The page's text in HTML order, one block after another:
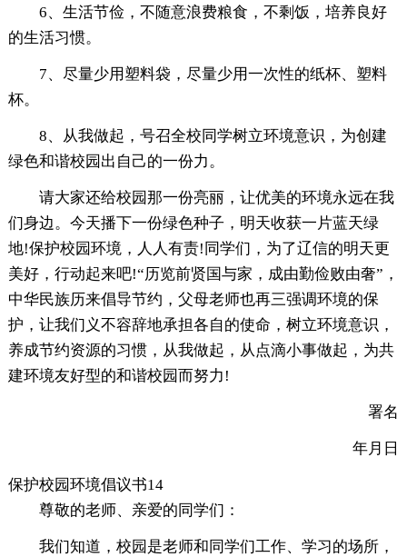
6、生活节俭，不随意浪费粮食，不剩饭，培养良好
的生活习惯。
7、尽量少用塑料袋，尽量少用一次性的纸杯、塑料
杯。
8、从我做起，号召全校同学树立环境意识，为创建
绿色和谐校园出自己的一份力。
请大家还给校园那一份亮丽，让优美的环境永远在我
们身边。今天播下一份绿色种子，明天收获一片蓝天绿
地!保护校园环境，人人有责!同学们，为了辽信的明天更
美好，行动起来吧!“历览前贤国与家，成由勤俭败由奢”，
中华民族历来倡导节约，父母老师也再三强调环境的保
护，让我们义不容辞地承担各自的使命，树立环境意识，
养成节约资源的习惯，从我做起，从点滴小事做起，为共
建环境友好型的和谐校园而努力!
署名
年月日
保护校园环境倡议书14
尊敬的老师、亲爱的同学们：
我们知道，校园是老师和同学们工作、学习的场所，